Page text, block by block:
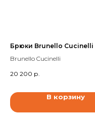
Брюки Brunello Cucinelli
Brunello Cucinelli
20 200 р.
В корзину